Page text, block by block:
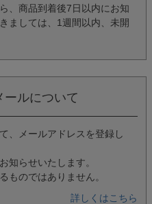
、商品到着後7日以内にお知
ましては、1週間以内、未開
ールについて
、メールアドレスを登録し
知らせいたします。
ものではありません。
詳しくはこちら